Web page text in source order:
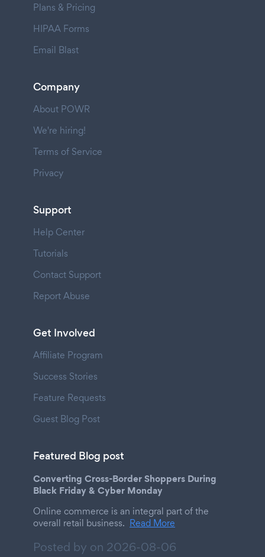
Plans & Pricing
HIPAA Forms
Email Blast
Company
About POWR
We're hiring!
Terms of Service
Privacy
Support
Help Center
Tutorials
Contact Support
Report Abuse
Get Involved
Affiliate Program
Success Stories
Feature Requests
Guest Blog Post
Featured Blog post
Converting Cross-Border Shoppers During
Black Friday & Cyber Monday
Online commerce is an integral part of the
overall retail business. Read More
Posted by on 2026-08-06